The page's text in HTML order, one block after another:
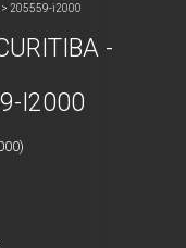
205559-i2000
-
I2000